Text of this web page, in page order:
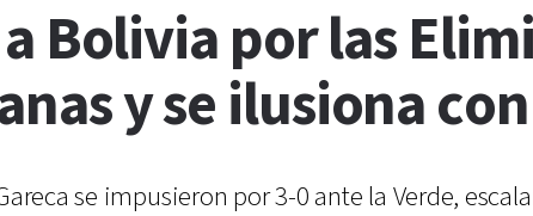
Bolivia por las
y se ilusiona
se impusieron por 3-0 ante la Verde,